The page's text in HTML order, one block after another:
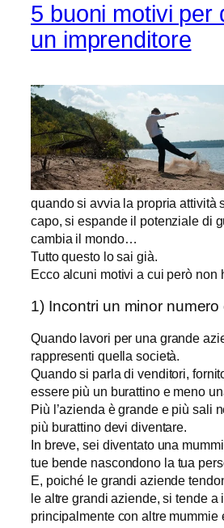
5 buoni motivi per
un imprenditore
quando si avvia la propria attività
capo, si espande il potenziale di
cambia il mondo…
Tutto questo lo sai già.
Ecco alcuni motivi a cui però non
1) Incontri un minor numero
Quando lavori per una grande
rappresenti quella società.
Quando si parla di venditori,
essere più un burattino e meno
Più l’azienda è grande e più sali
più burattino devi diventare.
In breve, sei diventato una
tue bende nascondono la tua
E, poiché le grandi aziende
le altre grandi aziende, si tende a
principalmente con altre mummie